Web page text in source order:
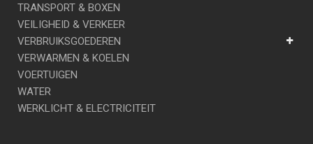
TRANSPORT & BOXEN
VEILIGHEID & VERKEER
VERBRUIKSGOEDEREN
VERWARMEN & KOELEN
VOERTUIGEN
WATER
WERKLICHT & ELECTRICITEIT